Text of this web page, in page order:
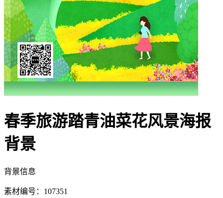
春季旅游踏青油菜花风景海报
背景
背景信息
素材编号：107351